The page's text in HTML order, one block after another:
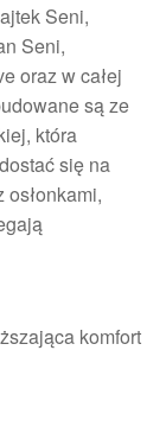
Seni,
Seni,
oraz w całej
są ze
która
się na
komfort